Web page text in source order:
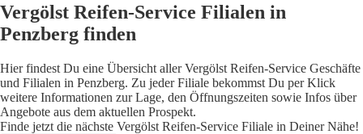
Vergölst Reifen-Service Filialen in
Penzberg finden
Hier findest Du eine Übersicht aller Vergölst Reifen-Service Geschäfte
und Filialen in Penzberg. Zu jeder Filiale bekommst Du per Klick
weitere Informationen zur Lage, den Öffnungszeiten sowie Infos über
Angebote aus dem aktuellen Prospekt.
Finde jetzt die nächste Vergölst Reifen-Service Filiale in Deiner Nähe!